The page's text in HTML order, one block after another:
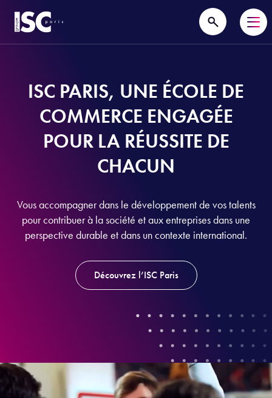
ISC PARIS, UNE ÉCOLE DE
COMMERCE ENGAGÉE
POUR LA RÉUSSITE DE
CHACUN
Vous accompagner dans le développement de vos talents
pour contribuer à la société et aux entreprises dans une
perspective durable et dans un contexte international.
Découvrez l’ISC Paris